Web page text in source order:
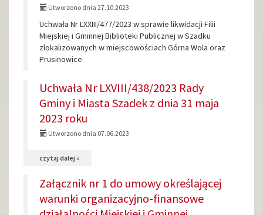
Utworzono dnia 27.10.2023
Uchwała Nr LXXIII/477/2023 w sprawie likwidacji Filii
Miejskiej i Gminnej Biblioteki Publicznej w Szadku
zlokalizowanych w miejscowościach Górna Wola oraz
Prusinowice
Uchwała Nr LXVIII/438/2023 Rady
Gminy i Miasta Szadek z dnia 31 maja
2023 roku
Utworzono dnia 07.06.2023
czytaj dalej »
Uchwała
Załącznik nr 1 do umowy określającej
warunki organizacyjno-finansowe